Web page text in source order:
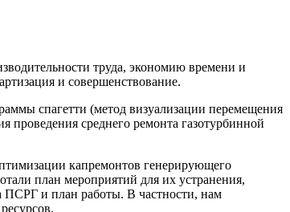
труда, экономию времени и
и совершенствование.
спагетти (метод визуализации перемещения
проведения среднего ремонта газотурбинной
капремонтов генерирующего
план мероприятий для их устранения,
ПСРГ и план работы. В частности, нам